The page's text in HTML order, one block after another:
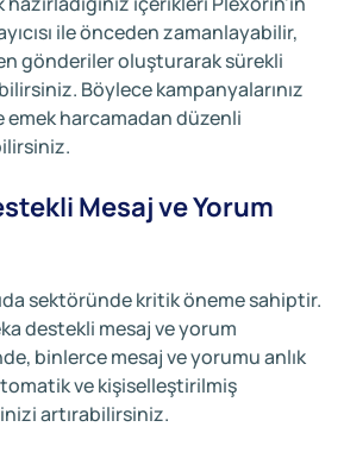
ile önceden zamanlayabilir,
gönderiler oluşturarak sürekli
Böylece kampanyalarınız
emek harcamadan düzenli
Mesaj ve Yorum
sektöründe kritik öneme sahiptir.
destekli mesaj ve yorum
binlerce mesaj ve yorumu anlık
ve kişiselleştirilmiş
artırabilirsiniz.